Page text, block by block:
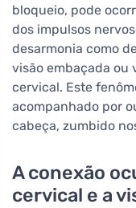
bloqueio, pode
dos impulsos
desarmonia como
visão embaçada ou
cervical. Este
acompanhado por
cabeça, zumbido
A conexão
cervical e a